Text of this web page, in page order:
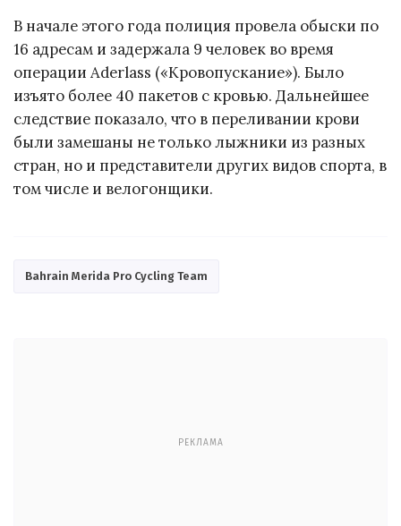
В начале этого года полиция провела обыски по
16 адресам и задержала 9 человек во время
операции Aderlass («Кровопускание»). Было
изъято более 40 пакетов с кровью. Дальнейшее
следствие показало, что в переливании крови
были замешаны не только лыжники из разных
стран, но и представители других видов спорта, в
том числе и велогонщики.
Bahrain Merida Pro Cycling Team
РЕКЛАМА